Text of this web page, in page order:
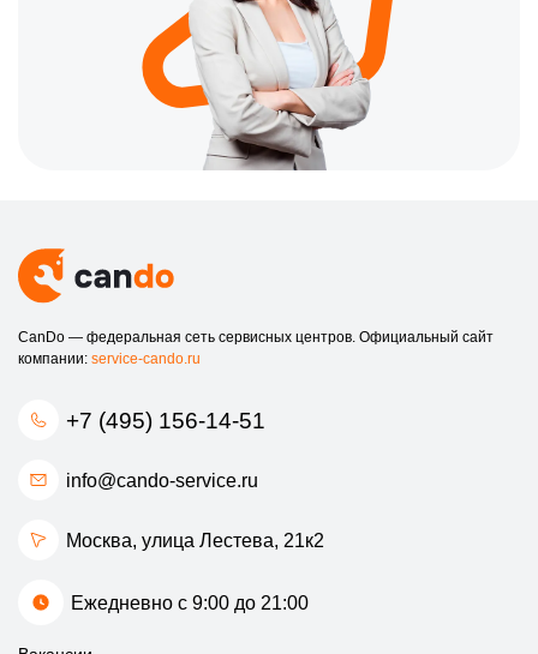
CanDo — федеральная сеть сервисных центров. Официальный сайт
компании: service-cando.ru
+7 (495) 156-14-51
info@cando-service.ru
Москва, улица Лестева, 21к2
Ежедневно с 9:00 до 21:00